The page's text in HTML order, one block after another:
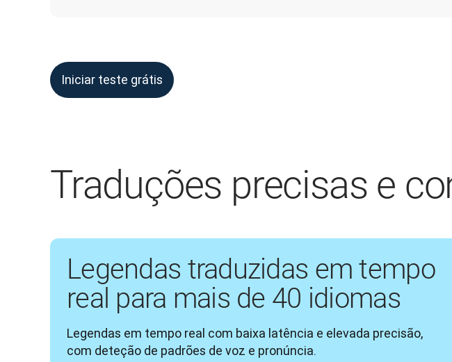
Iniciar teste grátis
Traduções precisas e
Legendas traduzidas em tempo
real para mais de 40 idiomas
Legendas em tempo real com baixa latência e elevada precisão,
com deteção de padrões de voz e pronúncia.